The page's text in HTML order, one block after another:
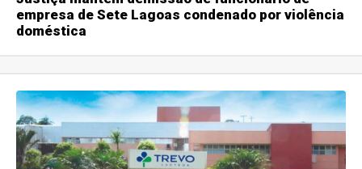
empresa de Sete Lagoas condenado por violência
doméstica